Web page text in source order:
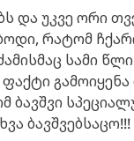
და უკვე ორი
რატომ
სამი
ბავშვი
ბავშვებსაცო!!!